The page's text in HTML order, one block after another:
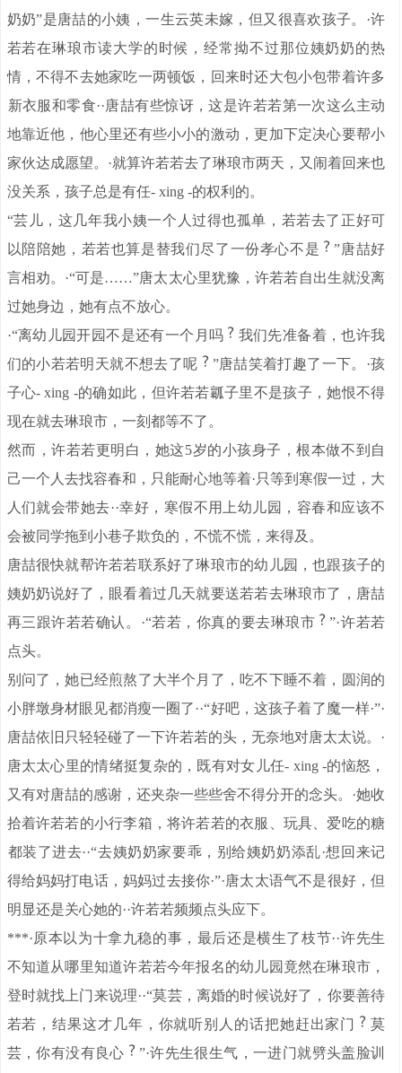
奶奶”是唐喆的小姨，一生云英未嫁，但又很喜欢孩子。·许
若若在琳琅市读大学的时候，经常拗不过那位姨奶奶的热
情，不得不去她家吃一两顿饭，回来时还大包小包带着许多
新衣服和零食·
。
·唐喆有些惊讶，这是许若若第一次这么主动
地靠近他，他心里还有些小小的激动，更加下定决心要帮小
家伙达成愿望。·就算许若若去了琳琅市两天，又闹着回来也
没关系，孩子总是有任- xing -的权利的。
“芸儿，这几年我小姨一个人过得也孤单，若若去了正好可
以陪陪她，若若也算是替我们尽了一份孝心不是
”唐喆好
言相劝。·“可是……”唐太太心里犹豫，许若若自出生就没离
过她身边，她有点不放心。
·“离幼儿园开园不是还有一个月吗
我们先准备着，也许我
们的小若若明天就不想去了呢
”唐喆笑着打趣了一下。·孩
子心- xing -的确如此，但许若若瓤子里不是孩子，她恨不得
现在就去琳琅市，一刻都等不了。
然而，许若若更明白，她这5岁的小孩身子，根本做不到自
己一个人去找容春和，只能耐心地等着·只等到寒假一过，大
人们就会带她去··幸好，寒假不用上幼儿园，容春和应该不
会被同学拖到小巷子欺负的，不慌不慌，来得及。
唐喆很快就帮许若若联系好了琳琅市的幼儿园，也跟孩子的
姨奶奶说好了，眼看着过几天就要送若若去琳琅市了，唐喆
再三跟许若若确认。·“若若，你真的要去琳琅市
”·许若若
点头。
别问了，她已经煎熬了大半个月了，吃不下睡不着，圆润的
小胖墩身材眼见都消瘦一圈了··“好吧，这孩子着了魔一样·”·
唐喆依旧只轻轻碰了一下许若若的头，无奈地对唐太太说。·
唐太太心里的情绪挺复杂的，既有对女儿任- xing -的恼怒，
又有对唐喆的感谢，还夹杂一些些舍不得分开的念头。·她收
拾着许若若的小行李箱，将许若若的衣服、玩具、爱吃的糖
都装了进去·
。
·“去姨奶奶家要乖，别给姨奶奶添乱·想回来记
得给妈妈打电话，妈妈过去接你·”·唐太太语气不是很好，但
明显还是关心她的··许若若频频点头应下。
***·原本以为十拿九稳的事，最后还是横生了枝节··许先生
不知道从哪里知道许若若今年报名的幼儿园竟然在琳琅市，
登时就找上门来说理··“莫芸，离婚的时候说好了，你要善待
若若，结果这才几年，你就听别人的话把她赶出家门
莫
芸，你有没有良心
”·许先生很生气，一进门就劈头盖脸训